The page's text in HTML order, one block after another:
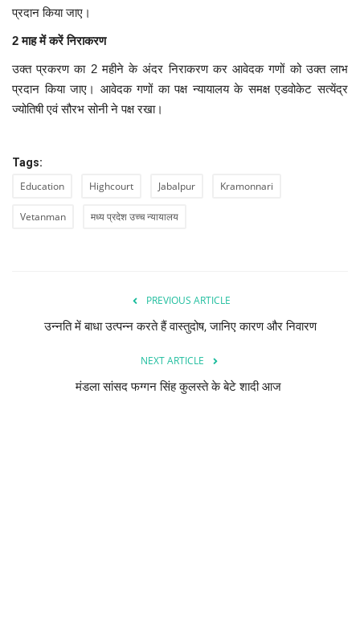
प्रदान किया जाए।
2 माह में करें निराकरण
उक्त प्रकरण का 2 महीने के अंदर निराकरण कर आवेदक गणों को उक्त लाभ
प्रदान किया जाए। आवेदक गणों का पक्ष न्यायालय के समक्ष एडवोकेट सत्येंद्र
ज्योतिषी एवं सौरभ सोनी ने पक्ष रखा।
Tags:
Education Highcourt Jabalpur Kramonnari
Vetanman मध्य प्रदेश उच्च न्यायालय
PREVIOUS ARTICLE
उन्नति में बाधा उत्पन्न करते हैं वास्तुदोष, जानिए कारण और निवारण
NEXT ARTICLE
मंडला सांसद फग्गन सिंह कुलस्ते के बेटे शादी आज